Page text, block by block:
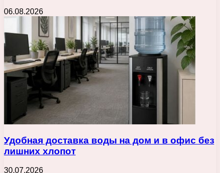
06.08.2026
Удобная доставка воды на дом и в офис без
лишних хлопот
30.07.2026